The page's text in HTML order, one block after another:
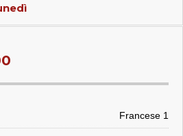
Francese 1